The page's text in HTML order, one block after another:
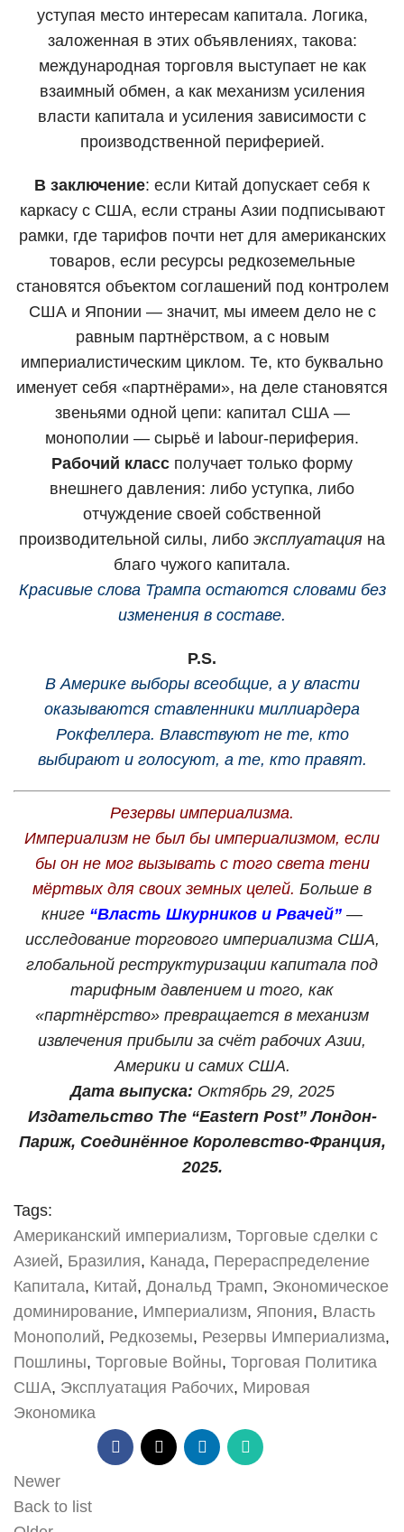
уступая место интересам капитала. Логика,
заложенная в этих объявлениях, такова:
международная торговля выступает не как
взаимный обмен, а как механизм усиления
власти капитала и усиления зависимости с
производственной периферией.
В заключение: если Китай допускает себя к
каркасу с США, если страны Азии подписывают
рамки, где тарифов почти нет для американских
товаров, если ресурсы редкоземельные
становятся объектом соглашений под контролем
США и Японии — значит, мы имеем дело не с
равным партнёрством, а с новым
империалистическим циклом. Те, кто буквально
именует себя «партнёрами», на деле становятся
звеньями одной цепи: капитал США —
монополии — сырьё и labour-периферия.
Рабочий класс получает только форму
внешнего давления: либо уступка, либо
отчуждение своей собственной
производительной силы, либо эксплуатация на
благо чужого капитала.
Красивые слова Трампа остаются словами без
изменения в составе.
P.S.
В Америке выборы всеобщие, а у власти
оказываются ставленники миллиардера
Рокфеллера. Влавствуют не те, кто
выбирают и голосуют, а те, кто правят.
Резервы империализма.
Империализм не был бы империализмом, если
бы он не мог вызывать с того света тени
мёртвых для своих земных целей. Больше в
книге “Власть Шкурников и Рвачей” —
исследование торгового империализма США,
глобальной реструктуризации капитала под
тарифным давлением и того, как
«партнёрство» превращается в механизм
извлечения прибыли за счёт рабочих Азии,
Америки и самих США.
Дата выпуска: Октябрь 29, 2025
Издательство The “Eastern Post” Лондон-
Париж, Соединённое Королевство-Франция,
2025.
Tags:
Американский империализм, Торговые сделки с
Азией, Бразилия, Канада, Перераспределение
Капитала, Китай, Дональд Трамп, Экономическое
доминирование, Империализм, Япония, Власть
Монополий, Редкоземы, Резервы Империализма,
Пошлины, Торговые Войны, Торговая Политика
США, Эксплуатация Рабочих, Мировая
Экономика
Newer
Back to list